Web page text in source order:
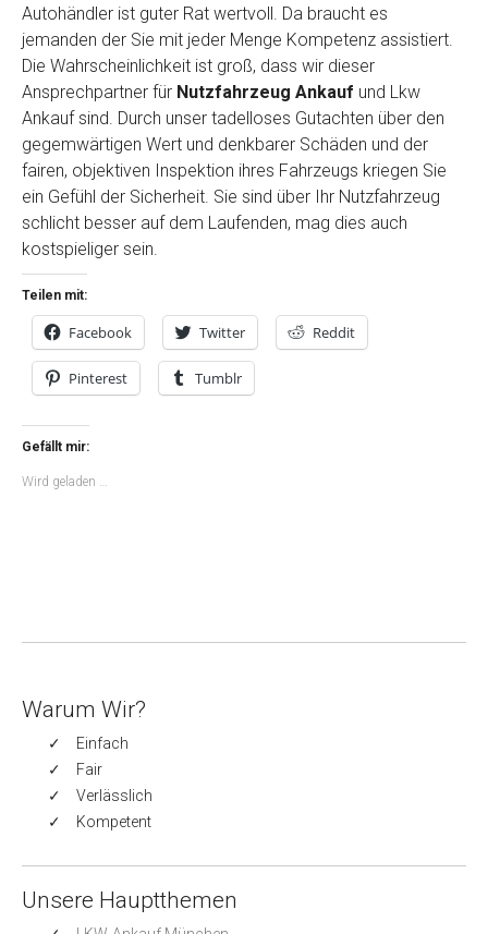
Autohändler ist guter Rat wertvoll. Da braucht es
jemanden der Sie mit jeder Menge Kompetenz assistiert.
Die Wahrscheinlichkeit ist groß, dass wir dieser
Ansprechpartner für Nutzfahrzeug Ankauf und Lkw
Ankauf sind. Durch unser tadelloses Gutachten über den
gegemwärtigen Wert und denkbarer Schäden und der
fairen, objektiven Inspektion ihres Fahrzeugs kriegen Sie
ein Gefühl der Sicherheit. Sie sind über Ihr Nutzfahrzeug
schlicht besser auf dem Laufenden, mag dies auch
kostspieliger sein.
Teilen mit:
Facebook Twitter Reddit
Pinterest Tumblr
Gefällt mir:
Wird geladen …
Warum Wir?
Einfach
Fair
Verlässlich
Kompetent
Unsere Hauptthemen